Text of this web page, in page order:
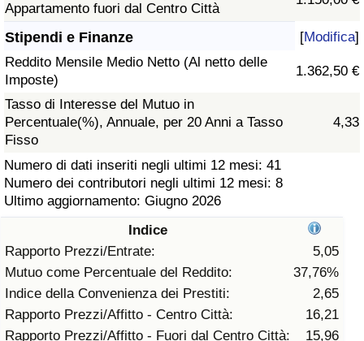
Appartamento fuori dal Centro Città
Stipendi e Finanze [Modifica]
Reddito Mensile Medio Netto (Al netto delle
Imposte)
1.362,50 €
Tasso di Interesse del Mutuo in
Percentuale(%), Annuale, per 20 Anni a Tasso
Fisso
4,33
Numero di dati inseriti negli ultimi 12 mesi: 41
Numero dei contributori negli ultimi 12 mesi: 8
Ultimo aggiornamento: Giugno 2026
Indice
Rapporto Prezzi/Entrate:
5,05
Mutuo come Percentuale del Reddito:
37,76%
Indice della Convenienza dei Prestiti:
2,65
Rapporto Prezzi/Affitto - Centro Città:
16,21
Rapporto Prezzi/Affitto - Fuori dal Centro Città:
15,96
Assistenza Sanitaria
Indice dell’Assistenza Sanitaria (Corrente)
Indice dell’Assistenza Sanitaria
Indice dell’Assistenza Sanitaria per
Nazione
Inquinamento
Indice dell’Inquinamento (Corrente)
Indice di inquinamento
Indice dell’Inquinamento per Nazione